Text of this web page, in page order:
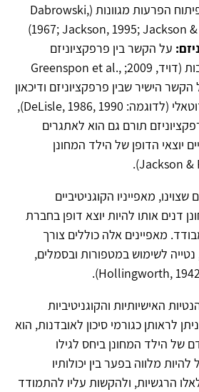
מחוננים לסיכון לפיתוח הפרעות מגוונות (Dabrowski,
1967; Jackson, 1995; Jackson
על הקשר בין פרפקציוניזם
ומחוננות נכתב רבות (דויד, 2009; Greenspon et al.,
הקשר הישיר שבין פרפקציוניזם ודיכאון
הוא בעיקרו אנקדוטאלי (לדוגמה: DeLisle, 1986, 1990),
תורם גם הוא לאתגרים
יוצאי הדופן של הילד המחונן
מאפייניו הקוגניטיביים
דנים אותו להיות יוצא דופן בחברת
מאפיינים אלה כוללים צורך
לשימוש במטפורות ובסמלים,
האישיותיות והקוגניטיביות
לראותן כגורמי סיכון לאובדנות, הוא
של הילד המחונן ביחס לגילו
מלווה בפער בין יכולותיו
הרגשיות, ולהקשות עליו להתמודד